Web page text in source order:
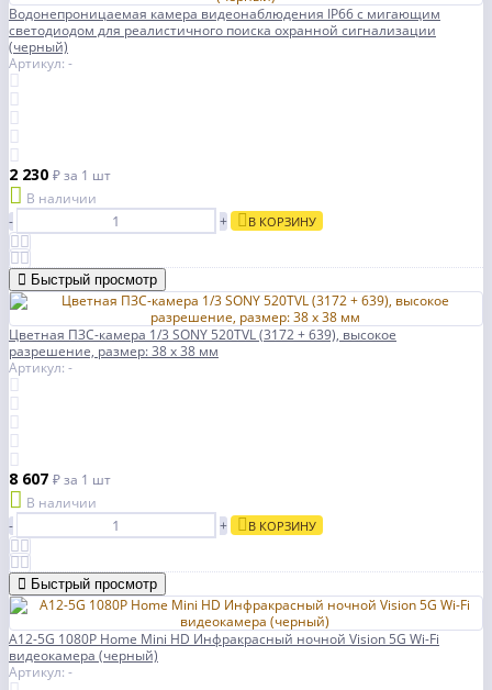
Водонепроницаемая камера видеонаблюдения IP66 с мигающим
светодиодом для реалистичного поиска охранной сигнализации
(черный)
Артикул: -
2 230 ₽за 1 шт
В наличии
-
+ В КОРЗИНУ
Быстрый просмотр
Цветная ПЗС-камера 1/3 SONY 520TVL (3172 + 639), высокое
разрешение, размер: 38 x 38 мм
Артикул: -
8 607 ₽за 1 шт
В наличии
-
+ В КОРЗИНУ
Быстрый просмотр
A12-5G 1080P Home Mini HD Инфракрасный ночной Vision 5G Wi-Fi
видеокамера (черный)
Артикул: -